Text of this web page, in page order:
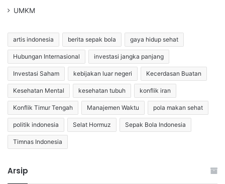
UMKM
artis indonesia berita sepak bola gaya hidup sehat
Hubungan Internasional investasi jangka panjang
Investasi Saham kebijakan luar negeri Kecerdasan Buatan
Kesehatan Mental kesehatan tubuh konflik iran
Konflik Timur Tengah Manajemen Waktu pola makan sehat
politik indonesia Selat Hormuz Sepak Bola Indonesia
Timnas Indonesia
Arsip